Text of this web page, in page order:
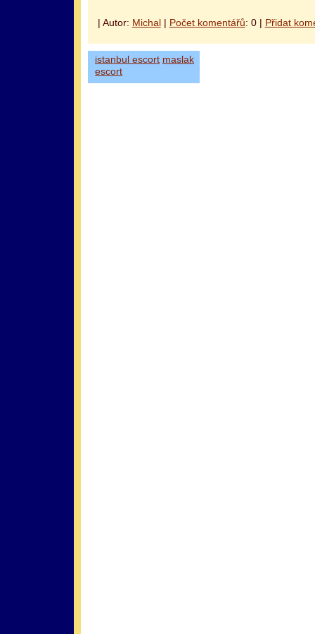
| Autor: Michal| Počet komentářů: 0 | Přidat
istanbul escort maslak
escort